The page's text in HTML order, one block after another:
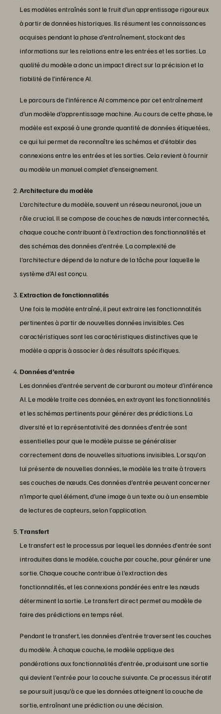
Les modèles entraînés sont le fruit d’un apprentissage rigoureux
à partir de données historiques. Ils résument les connaissances
acquises pendant la phase d’entraînement, stockant des
informations sur les relations entre les entrées et les sorties. La
qualité du modèle a donc un impact direct sur la précision et la
fiabilité de l’inférence AI.
Le parcours de l’inférence AI commence par cet entraînement
d’un modèle d’apprentissage machine. Au cours de cette phase, le
modèle est exposé à une grande quantité de données étiquetées,
ce qui lui permet de reconnaître les schémas et d’établir des
connexions entre les entrées et les sorties. Cela revient à fournir
au modèle un manuel complet d’enseignement.
Architecture du modèle
L’architecture du modèle, souvent un réseau neuronal, joue un
rôle crucial. Il se compose de couches de nœuds interconnectés,
chaque couche contribuant à l’extraction des fonctionnalités et
des schémas des données d’entrée. La complexité de
l’architecture dépend de la nature de la tâche pour laquelle le
système d’AI est conçu.
Extraction de fonctionnalités
Une fois le modèle entraîné, il peut extraire les fonctionnalités
pertinentes à partir de nouvelles données invisibles. Ces
caractéristiques sont les caractéristiques distinctives que le
modèle a appris à associer à des résultats spécifiques.
Données d’entrée
Les données d’entrée servent de carburant au moteur d’inférence
AI. Le modèle traite ces données, en extrayant les fonctionnalités
et les schémas pertinents pour générer des prédictions. La
diversité et la représentativité des données d’entrée sont
essentielles pour que le modèle puisse se généraliser
correctement dans de nouvelles situations invisibles. Lorsqu’on
lui présente de nouvelles données, le modèle les traite à travers
ses couches de nœuds. Ces données d’entrée peuvent concerner
n’importe quel élément, d’une image à un texte ou à un ensemble
de lectures de capteurs, selon l’application.
Transfert
Le transfert est le processus par lequel les données d’entrée sont
introduites dans le modèle, couche par couche, pour générer une
sortie. Chaque couche contribue à l’extraction des
fonctionnalités, et les connexions pondérées entre les nœuds
déterminent la sortie. Le transfert direct permet au modèle de
faire des prédictions en temps réel.
Pendant le transfert, les données d’entrée traversent les couches
du modèle. À chaque couche, le modèle applique des
pondérations aux fonctionnalités d’entrée, produisant une sortie
qui devient l’entrée pour la couche suivante. Ce processus itératif
se poursuit jusqu’à ce que les données atteignent la couche de
sortie, entraînant une prédiction ou une décision.